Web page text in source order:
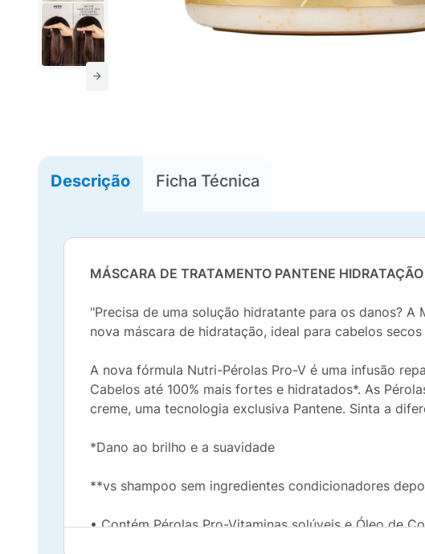
Descrição Ficha Técnica
MÁSCARA DE TRATAMENTO PANTENE HIDRATAÇÃO
"Precisa de uma solução hidratante para os danos?
nova máscara de hidratação, ideal para cabelos
A nova fórmula Nutri-Pérolas Pro-V é uma infusão
Cabelos até 100% mais fortes e hidratados*. As
creme, uma tecnologia exclusiva Pantene. Sinta a
*Dano ao brilho e a suavidade
**vs shampoo sem ingredientes condicionadores
• Contém Pérolas Pro-Vitaminas solúveis e Óleo de